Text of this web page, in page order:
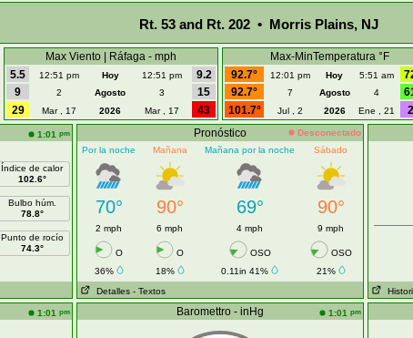
Rt. 53 and Rt. 202 • Morris Plains, NJ
Max Viento | Ráfaga - mph
5.5
12:51 pm Hoy 12:51 pm
9.2
9
2 Agosto 3
15
29
Mar , 17 2026 Mar , 17 43
Max-MinTemperatura °F
92.7°
12:01 pm Hoy 5:51 am
92.7°
7 Agosto 4
101.7°
Jul , 2 2026 Ene , 21
1:01 pm
Índice de calor
102.6°
Bulbo húm.
78.8°
Punto de rocío
74.3°
Pronóstico
Desconectado
Por la noche
Mañana Mañana por la noche Sábado
70° 90° 69° 90°
2 mph 6 mph 4 mph 9 mph
O O OSO
OSO
36%
18% 0.11in 41%
21%
Detalles - Textos
1:01 pm Baromettro - inHg 1:01 pm